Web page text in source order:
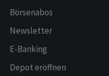
Börsenabos
Newsletter
E-Banking
Depot eröffnen